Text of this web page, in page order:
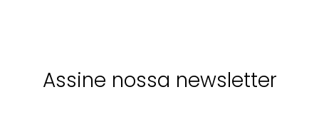
Assine nossa newsletter